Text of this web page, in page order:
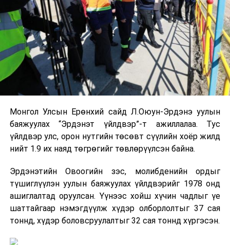
Монгол Улсын Ерөнхий сайд Л.Оюун-Эрдэнэ уулын
баяжуулах “Эрдэнэт үйлдвэр”-т ажиллалаа. Тус
үйлдвэр улс, орон нутгийн төсөвт сүүлийн хоёр жилд
нийт 1.9 их наяд төгрөгийг төвлөрүүлсэн байна.
Эрдэнэтийн Овоогийн зэс, молибденийн ордыг
түшиглүүлэн уулын баяжуулах үйлдвэрийг 1978 онд
ашиглалтад оруулсан. Үүнээс хойш хүчин чадлыг үе
шаттайгаар нэмэгдүүлж хүдэр олборлолтыг 37 сая
тоннд, хүдэр боловсруулалтыг 32 сая тоннд хүргэсэн.